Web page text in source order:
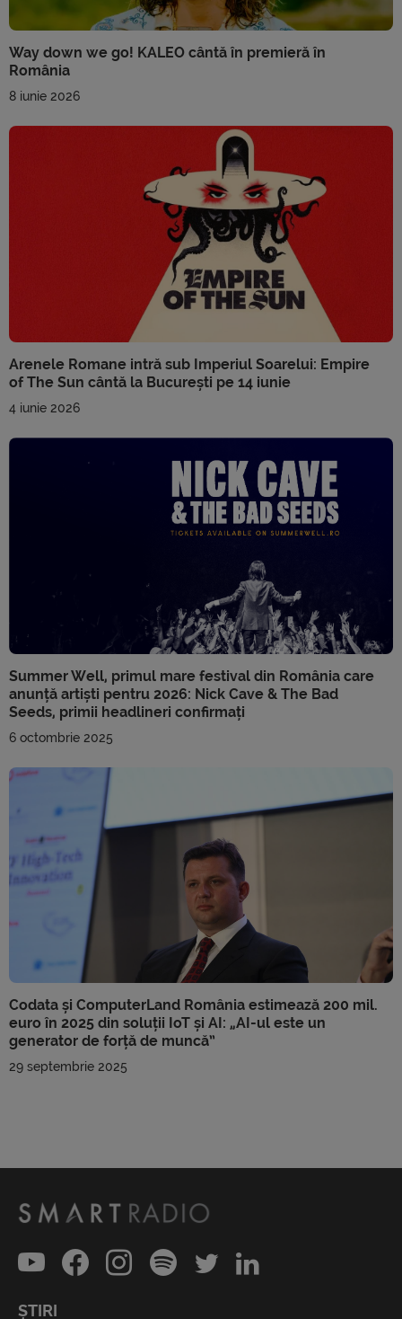
Way down we go! KALEO cântă în premieră în
România
8 iunie 2026
Arenele Romane intră sub Imperiul Soarelui: Empire
of The Sun cântă la București pe 14 iunie
4 iunie 2026
Summer Well, primul mare festival din România care
anunță artiști pentru 2026: Nick Cave & The Bad
Seeds, primii headlineri confirmați
6 octombrie 2025
Codata și ComputerLand România estimează 200 mil.
euro în 2025 din soluții IoT și AI: „AI-ul este un
generator de forță de muncă”
29 septembrie 2025
ȘTIRI